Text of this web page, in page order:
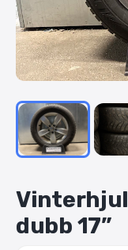
Vinterhjul
dubb 17”